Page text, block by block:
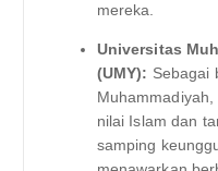
mereka.
Universitas
(UMY): Sebagai
nilai Islam dan
samping